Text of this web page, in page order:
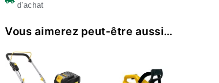
d'achat
Vous aimerez peut-être aussi…